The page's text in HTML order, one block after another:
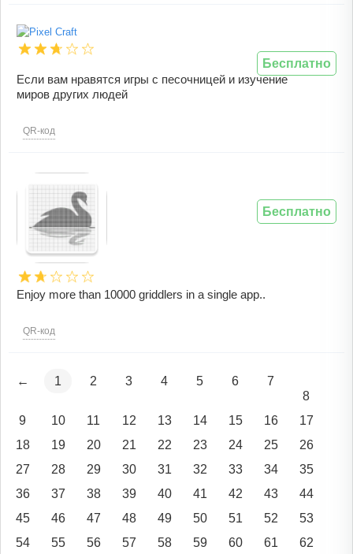
Если вам нравятся игры с песочницей и изучение
миров других людей
QR-код
Бесплатно
Enjoy more than 10000 griddlers in a single app..
QR-код
Бесплатно
← 1 2 3 4 5 6
7
8
9
10 11 12 13 14 15 16
17
18
19 20 21 22 23 24 25
26
27
28 29 30 31 32 33 34
35
36
37 38 39 40 41 42 43
44
45
46 47 48 49 50 51 52
53
54
55 56 57 58 59 60 61
62